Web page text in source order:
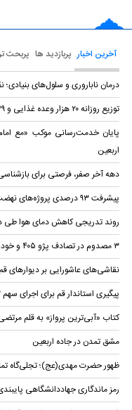
آخرین اخبار پربازدید ها پربحث
درمان ناباروری و سلول‌های
توزیع روزانه ۲۰ هزار وعده غذایی و ۲۹ هزار چای و شربت در حرم بانوی کرامت
پایان خدمت‌رسانی موکب «مع
اربعین
دهه آخر صفر، فرصتی برای
پیشرفت ۹۳ درصدی پروژه‌های نهضت ملی مسکن در قم
روند تدریجی کاهش دمای هوا طی
۳ مصدوم در تصادف پژو ۴۰۵ و خودروی جک در محور اراک به سلفچگان
نقاشی‌های عاشورایی بر دیوار‌های
پیگیری استاندار قم برای اجرای سهم ۲ هزار هکتاری اوقاف در سراجه
کتاب «آبی‌ترین پرواز» به قلم
مشق تمدن در جاده اربعین
ظهور حضرت مهدی(عج)؛ تجلی‌گاه
رمز ماندگاری جهاددانشگاهی